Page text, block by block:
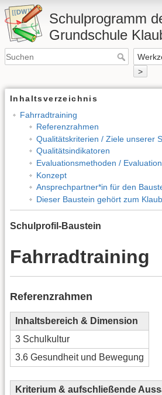
Schulprogramm
Grundschule
>
Inhaltsverzeichnis
Fahrradtraining
Referenzrahmen
Qualitätskriterien / Ziele unserer
Qualitätsindikatoren
Evaluationsmethoden /
Konzept
Ansprechpartner*in für den
Dieser Baustein gehört zum
Schulprofil-Baustein
Fahrradtraining
Referenzrahmen
Inhaltsbereich & Dimension
3 Schulkultur
3.6 Gesundheit und Bewegung
Kriterium & aufschließende